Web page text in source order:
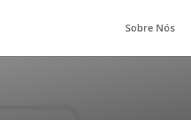
Sobre Nós